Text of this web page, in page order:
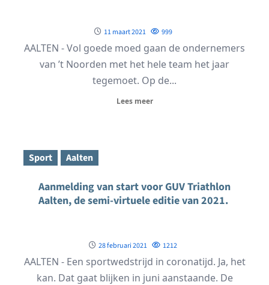
11 maart 2021 999
AALTEN - Vol goede moed gaan de ondernemers
van ’t Noorden met het hele team het jaar
tegemoet. Op de...
Lees meer
Sport Aalten
Aanmelding van start voor GUV Triathlon
Aalten, de semi-virtuele editie van 2021.
28 februari 2021 1212
AALTEN - Een sportwedstrijd in coronatijd. Ja, het
kan. Dat gaat blijken in juni aanstaande. De